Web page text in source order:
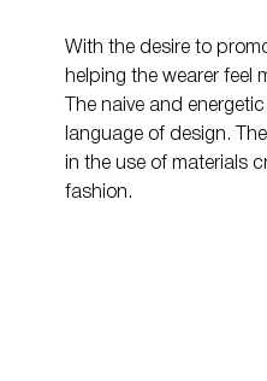
With the desire to
helping the wearer feel
The naive and
language of design.
in the use of materials
fashion.